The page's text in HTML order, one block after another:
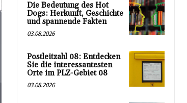
Die Bedeutung des Hot
Dogs: Herkunft, Geschichte
und spannende Fakten
03.08.2026
Postleitzahl 08: Entdecken
Sie die interessantesten
Orte im PLZ-Gebiet 08
03.08.2026